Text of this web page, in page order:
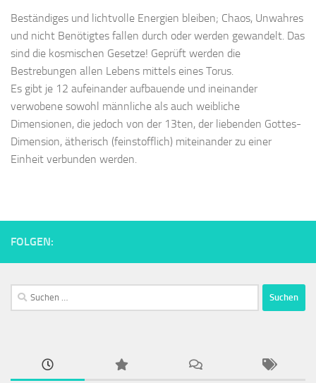
Beständiges und lichtvolle Energien bleiben; Chaos, Unwahres
und nicht Benötigtes fallen durch oder werden gewandelt. Das
sind die kosmischen Gesetze! Geprüft werden die
Bestrebungen allen Lebens mittels eines Torus.
Es gibt je 12 aufeinander aufbauende und ineinander
verwobene sowohl männliche als auch weibliche
Dimensionen, die jedoch von der 13ten, der liebenden Gottes-
Dimension, ätherisch (feinstofflich) miteinander zu einer
Einheit verbunden werden.
FOLGEN:
Suchen
nach: